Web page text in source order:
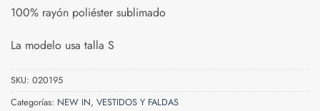
100% rayón poliéster sublimado
La modelo usa talla S
SKU: 020195
Categorías: NEW IN, VESTIDOS Y FALDAS